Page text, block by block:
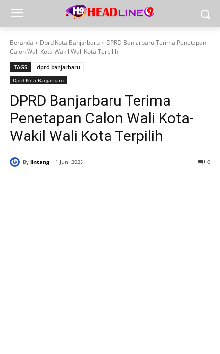
Beranda Dprd Kota Banjarbaru
DPRD Banjarbaru Terima Penetapan
Calon Wali Kota-Wakil Wali Kota Terpilih
TAGS dprd banjarbaru
Dprd Kota Banjarbaru
DPRD Banjarbaru Terima
Penetapan Calon Wali Kota-
Wakil Wali Kota Terpilih
By lintang 1 Juni 2025 0